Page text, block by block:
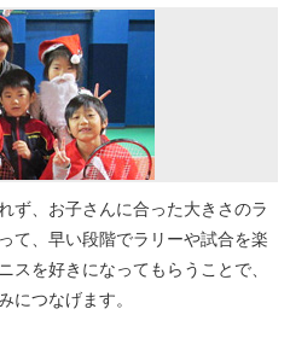
ず、お子さんに合った大きさのラ
て、早い段階でラリーや試合を楽
スを好きになってもらうことで、
につなげます。